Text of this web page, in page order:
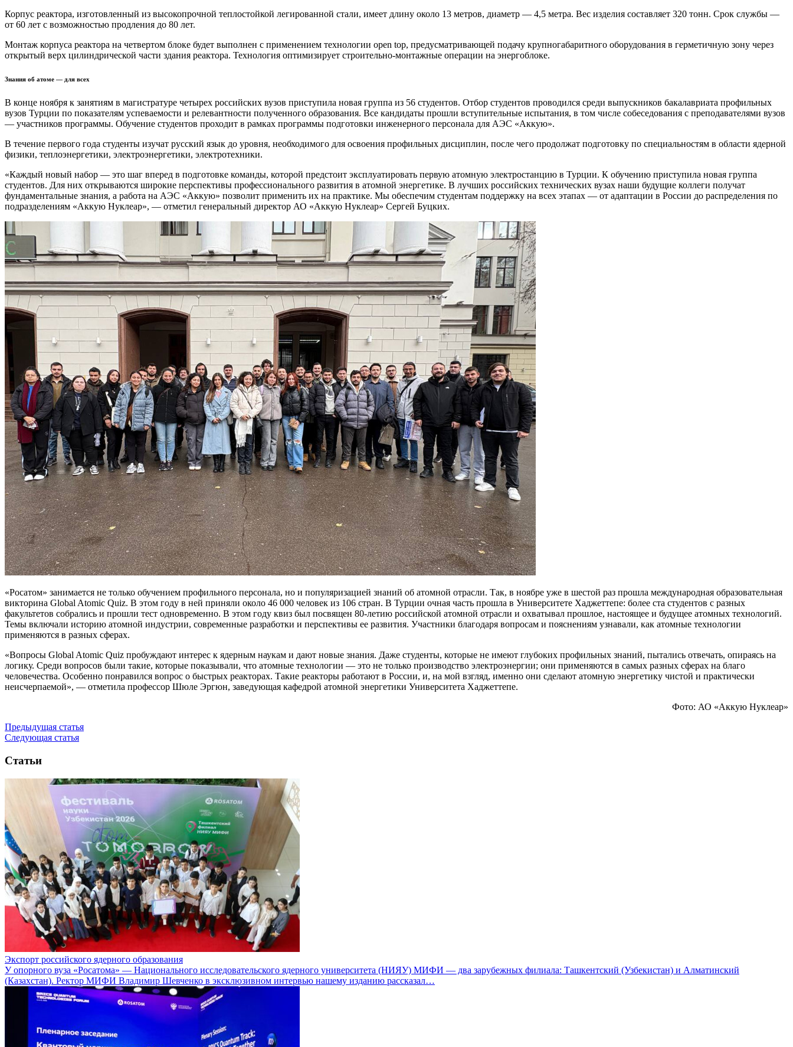
Корпус реактора, изготовленный из высокопрочной теплостойкой легированной стали, имеет длину около 13 метров, диаметр — 4,5 метра. Вес изделия составляет 320 тонн. Срок службы —
от 60 лет с возможностью продления до 80 лет.
Монтаж корпуса реактора на четвертом блоке будет выполнен с применением технологии open top, предусматривающей подачу крупногабаритного оборудования в герметичную зону через
открытый верх цилиндрической части здания реактора. Технология оптимизирует строительно-монтажные операции на энергоблоке.
Знания об атоме — для всех
В конце ноября к занятиям в магистратуре четырех российских вузов приступила новая группа из 56 студентов. Отбор студентов проводился среди выпускников бакалавриата профильных
вузов Турции по показателям успеваемости и релевантности полученного образования. Все кандидаты прошли вступительные испытания, в том числе собеседования с преподавателями вузов
— участников программы. Обучение студентов проходит в рамках программы подготовки инженерного персонала для АЭС «Аккую».
В течение первого года студенты изучат русский язык до уровня, необходимого для освоения профильных дисциплин, после чего продолжат подготовку по специальностям в области ядерной
физики, теплоэнергетики, электроэнергетики, электротехники.
«Каждый новый набор — это шаг вперед в подготовке команды, которой предстоит эксплуатировать первую атомную электростанцию в Турции. К обучению приступила новая группа
студентов. Для них открываются широкие перспективы профессионального развития в атомной энергетике. В лучших российских технических вузах наши будущие коллеги получат
фундаментальные знания, а работа на АЭС «Аккую» позволит применить их на практике. Мы обеспечим студентам поддержку на всех этапах — от адаптации в России до распределения по
подразделениям «Аккую Нуклеар», — отметил генеральный директор АО «Аккую Нуклеар» Сергей Буцких.
«Росатом» занимается не только обучением профильного персонала, но и популяризацией знаний об атомной отрасли. Так, в ноябре уже в шестой раз прошла международная образовательная
викторина Global Atomic Quiz. В этом году в ней приняли около 46 000 человек из 106 стран. В Турции очная часть прошла в Университете Хаджеттепе: более ста студентов с разных
факультетов собрались и прошли тест одновременно. В этом году квиз был посвящен 80-летию российской атомной отрасли и охватывал прошлое, настоящее и будущее атомных технологий.
Темы включали историю атомной индустрии, современные разработки и перспективы ее развития. Участники благодаря вопросам и пояснениям узнавали, как атомные технологии
применяются в разных сферах.
«Вопросы Global Atomic Quiz пробуждают интерес к ядерным наукам и дают новые знания. Даже студенты, которые не имеют глубоких профильных знаний, пытались отвечать, опираясь на
логику. Среди вопросов были такие, которые показывали, что атомные технологии — это не только производство электроэнергии; они применяются в самых разных сферах на благо
человечества. Особенно понравился вопрос о быстрых реакторах. Такие реакторы работают в России, и, на мой взгляд, именно они сделают атомную энергетику чистой и практически
неисчерпаемой», — отметила профессор Шюле Эргюн, заведующая кафедрой атомной энергетики Университета Хаджеттепе.
Фото: АО «Аккую Нуклеар»
Предыдущая статья
Следующая статья
Статьи
Экспорт российского ядерного образования
У опорного вуза «Росатома» — Национального исследовательского ядерного университета (НИЯУ) МИФИ — два зарубежных филиала: Ташкентский (Узбекистан) и Алматинский
(Казахстан). Ректор МИФИ Владимир Шевченко в эксклюзивном интервью нашему изданию рассказал…